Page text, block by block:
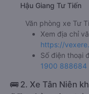
Hậu Giang Tư Tiến
Văn phòng xe Tư
Xem địa chỉ
https://
Số điện thoại
1900 888684
🚌 2. Xe Tân Niên